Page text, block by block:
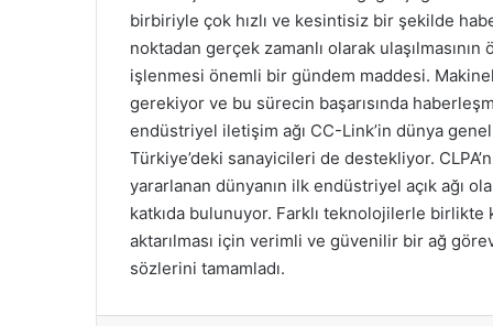
birbiriyle çok hızlı ve kesintisiz bir şekilde
noktadan gerçek zamanlı olarak
işlenmesi önemli bir gündem maddesi.
gerekiyor ve bu sürecin başarısında
endüstriyel iletişim ağı CC-Link’in dünya
Türkiye’deki sanayicileri de destekliyor.
yararlanan dünyanın ilk endüstriyel açık ağı
katkıda bulunuyor. Farklı teknolojilerle
aktarılması için verimli ve güvenilir bir ağ
sözlerini tamamladı.